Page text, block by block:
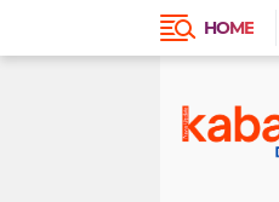
HOME